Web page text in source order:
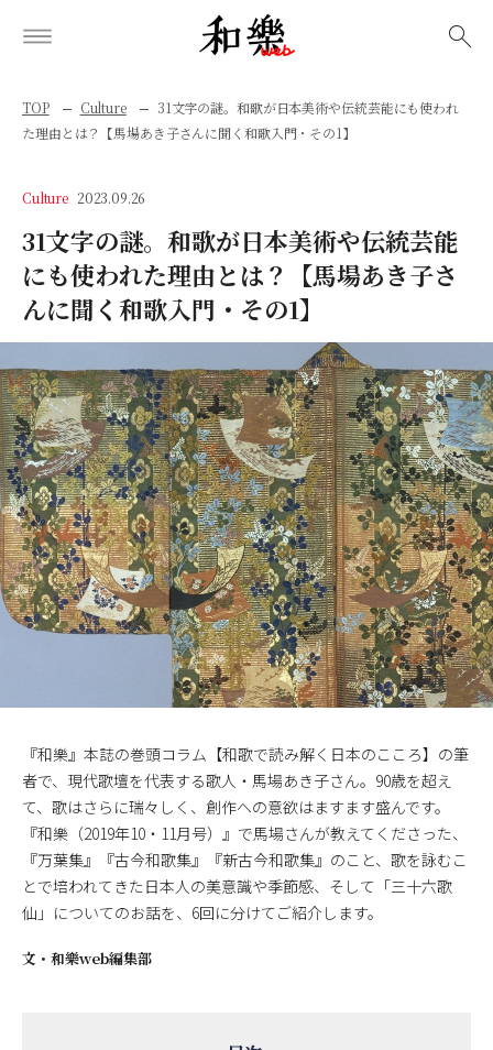
TOP Culture
31文字の謎。和歌が日本美術や伝統芸能にも使われ
た理由とは？【馬場あき子さんに聞く和歌入門・その1】
Culture 2023.09.26
31文字の謎。和歌が日本美術や伝統芸能
にも使われた理由とは？【馬場あき子さ
んに聞く和歌入門・その1】
『和樂』本誌の巻頭コラム【和歌で読み解く日本のこころ】の筆
者で、現代歌壇を代表する歌人・馬場あき子さん。90歳を超え
て、歌はさらに瑞々しく、創作への意欲はますます盛んです。
『和樂（2019年10・11月号）』で馬場さんが教えてくださった、
『万葉集』『古今和歌集』『新古今和歌集』のこと、歌を詠むこ
とで培われてきた日本人の美意識や季節感、そして「三十六歌
仙」についてのお話を、6回に分けてご紹介します。
文・ 和樂web編集部